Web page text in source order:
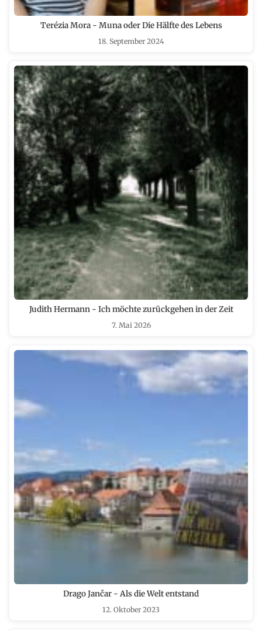
Terézia Mora - Muna oder Die Hälfte des Lebens
18. September 2024
Judith Hermann - Ich möchte zurückgehen in der Zeit
7. Mai 2026
Drago Jančar - Als die Welt entstand
12. Oktober 2023